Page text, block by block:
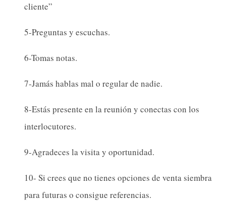
cliente”
5-Preguntas y escuchas.
6-Tomas notas.
7-Jamás hablas mal o regular de nadie.
8-Estás presente en la reunión y conectas con los
interlocutores.
9-Agradeces la visita y oportunidad.
10- Si crees que no tienes opciones de venta siembra
para futuras o consigue referencias.